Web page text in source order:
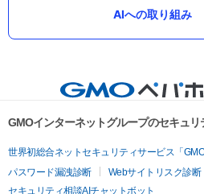
AIへの取り組み
GMOインターネットグループのセキュリ
世界初総合ネットセキュリティサービス「
パスワード漏洩診断
Webサイトリスク診断
セキュリティ相談AIチャットボット